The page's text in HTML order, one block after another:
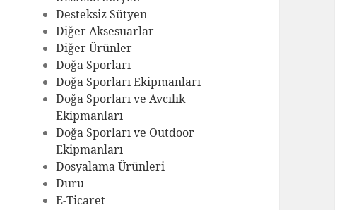
Desteksiz Sütyen
Diğer Aksesuarlar
Diğer Ürünler
Doğa Sporları
Doğa Sporları Ekipmanları
Doğa Sporları ve Avcılık
Ekipmanları
Doğa Sporları ve Outdoor
Ekipmanları
Dosyalama Ürünleri
Duru
E-Ticaret